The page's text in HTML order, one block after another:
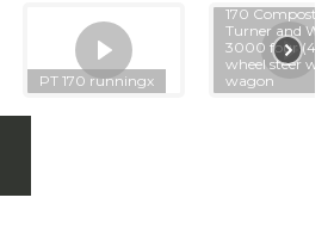
PT 170 runningx
170 Compost
Turner and WT-
3000 four (4)
wheel steer
wagon